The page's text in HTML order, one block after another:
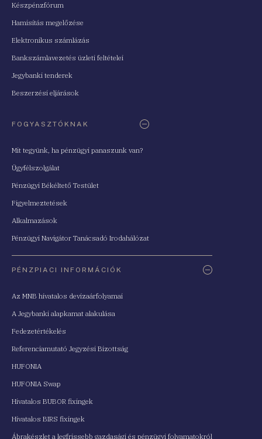
Készpénzfórum
Hamisítás megelőzése
Elektronikus számlázás
Bankszámlavezetés üzleti feltételei
Jegybanki tenderek
Beszerzési eljárások
FOGYASZTÓKNAK
Mit tegyünk, ha pénzügyi panaszunk van?
Ügyfélszolgálat
Pénzügyi Békéltető Testület
Figyelmeztetések
Alkalmazások
Pénzügyi Navigátor Tanácsadó Irodahálózat
PÉNZPIACI INFORMÁCIÓK
Az MNB hivatalos devizaárfolyamai
A Jegybanki alapkamat alakulása
Fedezetértékelés
Referenciamutató Jegyzési Bizottság
HUFONIA
HUFONIA Swap
Hivatalos BUBOR fixingek
Hivatalos BIRS fixingek
Ábrakészlet a legfrissebb gazdasági és pénzügyi folyamatokról